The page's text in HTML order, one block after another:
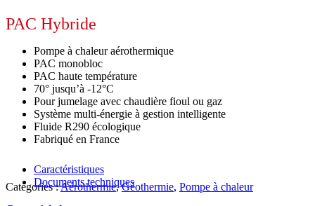
PAC Hybride
Pompe à chaleur aérothermique
PAC monobloc
PAC haute température
70° jusqu’à -12°C
Pour jumelage avec chaudière fioul ou gaz
Système multi-énergie à gestion intelligente
Fluide R290 écologique
Fabriqué en France
Catégories :Aérothermie,Géothermie, Pompe à chaleur
Caractéristiques
Documents techniques